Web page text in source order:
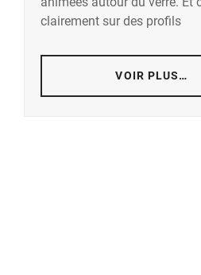
clairement sur des profils
VOIR PLUS…